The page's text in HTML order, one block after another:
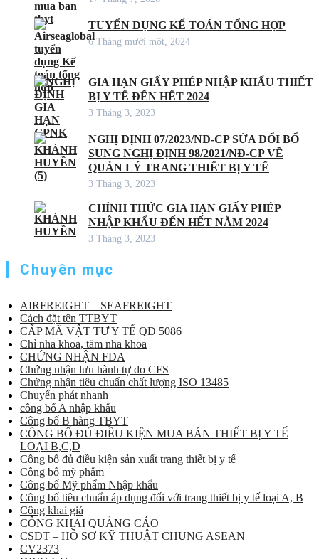
TUYỂN DỤNG KẾ TOÁN TỔNG HỢP
6 Tháng mười một, 2024
GIA HẠN GIẤY PHÉP NHẬP KHẨU THIẾT
BỊ Y TẾ ĐẾN HẾT 2024
3 Tháng 3, 2023
NGHỊ ĐỊNH 07/2023/NĐ-CP SỬA ĐỔI BỔ
SUNG NGHỊ ĐỊNH 98/2021/NĐ-CP VỀ
QUẢN LÝ TRANG THIẾT BỊ Y TẾ
3 Tháng 3, 2023
CHÍNH THỨC GIA HẠN GIẤY PHÉP
NHẬP KHẨU ĐẾN HẾT NĂM 2024
3 Tháng 3, 2023
Chuyên mục
AIRFREIGHT – SEAFREIGHT
Cách đặt tên TTBYT
CẤP MÃ VẬT TƯ Y TẾ QĐ 5086
Chỉ nha khoa, tăm nha khoa
CHỨNG NHẬN FDA
Chứng nhận lưu hành tự do CFS
Chứng nhận tiêu chuẩn chất lượng ISO 13485
Chuyển phát nhanh
công bố A nhập khẩu
Công bố B hàng TBYT
CÔNG BỐ ĐỦ ĐIỀU KIỆN MUA BÁN THIẾT BỊ Y TẾ
LOẠI B,C,D
Công bố đủ điều kiện sản xuất trang thiết bị y tế
Công bố mỹ phẩm
Công bố Mỹ phẩm Nhập khẩu
Công bố tiêu chuẩn áp dụng đối với trang thiết bị y tế loại A, B
Công khai giá
CÔNG KHAI QUẢNG CÁO
CSDT – HỒ SƠ KỸ THUẬT CHUNG ASEAN
CV2373